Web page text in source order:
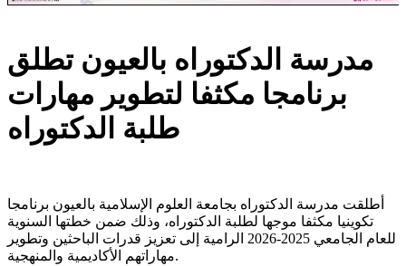
مدرسة الدكتوراه بالعيون تطلق
برنامجا مكثفا لتطوير مهارات
طلبة الدكتوراه
أطلقت مدرسة الدكتوراه بجامعة العلوم الإسلامية بالعيون برنامجا
تكوينيا مكثفا موجها لطلبة الدكتوراه، وذلك ضمن خطتها السنوية
للعام الجامعي 2025-2026 الرامية إلى تعزيز قدرات الباحثين وتطوير
مهاراتهم الأكاديمية والمنهجية.